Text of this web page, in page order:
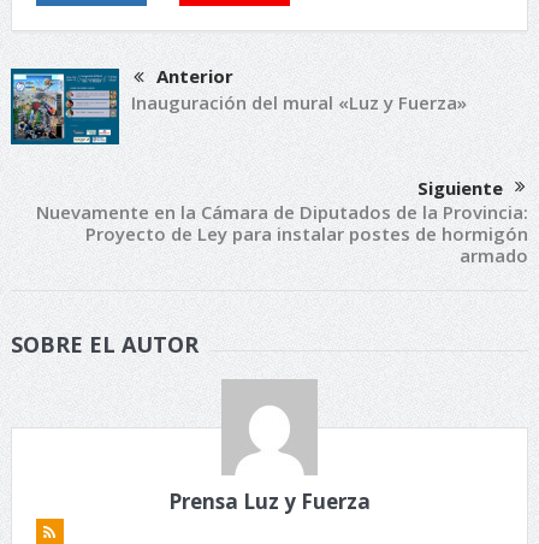
Anterior
Inauguración del mural «Luz y Fuerza»
Siguiente
Nuevamente en la Cámara de Diputados de la Provincia:
Proyecto de Ley para instalar postes de hormigón
armado
SOBRE EL AUTOR
Prensa Luz y Fuerza